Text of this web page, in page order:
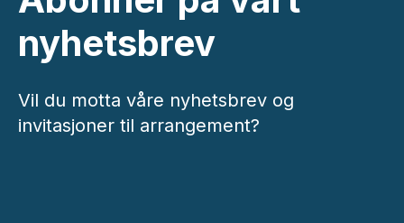
nyhetsbrev
Vil du motta våre nyhetsbrev og
invitasjoner til arrangement?